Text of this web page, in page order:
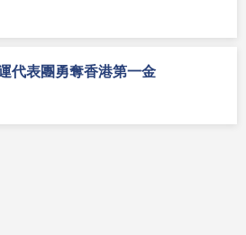
代表團勇奪香港第一金